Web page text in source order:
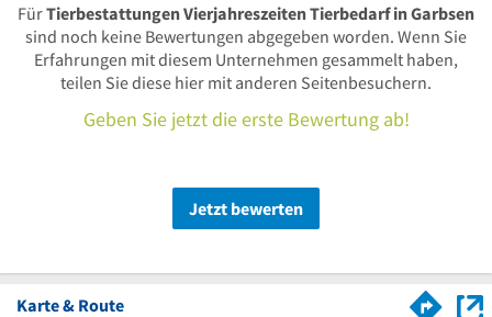
FürTierbestattungen Vierjahreszeiten Tierbedarf in Garbsen
sind noch keine Bewertungen abgegeben worden. Wenn Sie
Erfahrungen mit diesem Unternehmen gesammelt haben,
teilen Sie diese hier mit anderen Seitenbesuchern.
Geben Sie jetzt die erste Bewertung ab!
Jetzt bewerten
Karte & Route